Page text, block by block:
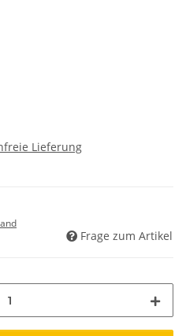
Lieferung
Frage zum Artikel